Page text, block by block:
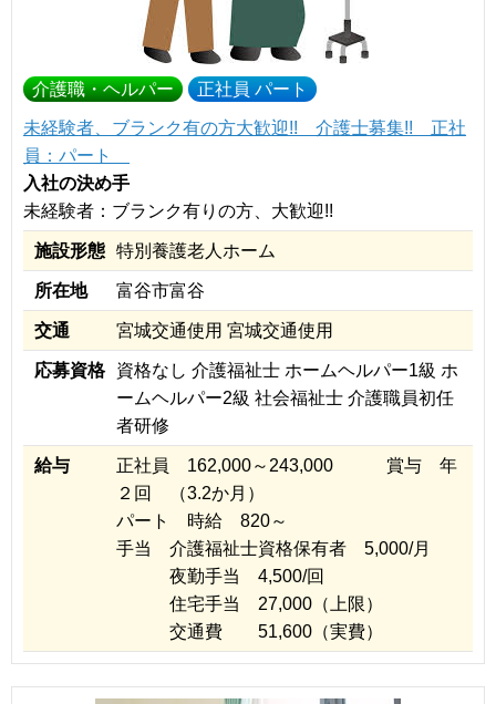
介護職・ヘルパー 正社員 パート
未経験者、ブランク有の方大歓迎!! 介護士募集!! 正社
員：パート
入社の決め手
未経験者：ブランク有りの方、大歓迎!!
施設形態 特別養護老人ホーム
所在地 富谷市富谷
交通 宮城交通使用 宮城交通使用
応募資格
資格なし 介護福祉士 ホームヘルパー1級 ホ
ームヘルパー2級 社会福祉士 介護職員初任
者研修
給与
正社員 162,000～243,000 賞与 年
２回 （3.2か月）
パート 時給 820～
手当 介護福祉士資格保有者 5,000/月
夜勤手当 4,500/回
住宅手当 27,000（上限）
交通費 51,600（実費）